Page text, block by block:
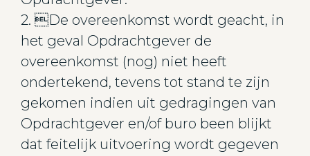
2. De overeenkomst wordt geacht, in
het geval Opdrachtgever de
overeenkomst (nog) niet heeft
ondertekend, tevens tot stand te zijn
gekomen indien uit gedragingen van
Opdrachtgever en/of buro been blijkt
dat feitelijk uitvoering wordt gegeven